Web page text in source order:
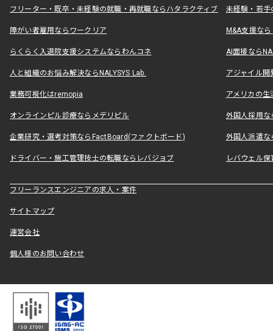
フリーター・既卒・未経験の就職・再就職ならハタラクティブ 未経験・若手
障がい者雇用ならワークリア M&A支援な
らくらく入退院支援システムならわんコネ AI面接なら
人と組織のお悩み解決ならNALYSYS Lab. アジャイル
業務可視化はremopia アメリカの
オンラインピル診療ならメデリピル 外国人採用
企業研究・選考対策ならFactBoard(ファクトボード) 外国人派遣な
ドライバー・施工管理技士の転職ならレバジョブ レバウェル
フリーランスエンジニアの求人・案件
サイトマップ
運営会社
個人様のお問い合わせ